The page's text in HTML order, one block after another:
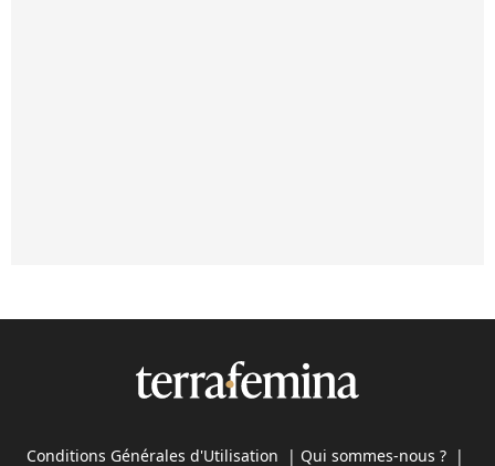
Conditions Générales d'Utilisation | Qui sommes-nous ? |